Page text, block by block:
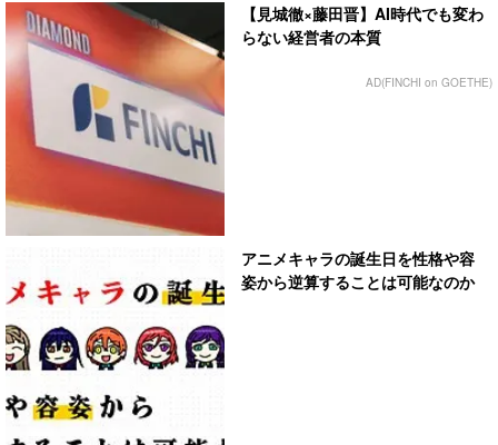
【見城徹×藤田晋】AI時代でも変わ
らない経営者の本質
AD(FINCHI on GOETHE)
アニメキャラの誕生日を性格や容
姿から逆算することは可能なのか